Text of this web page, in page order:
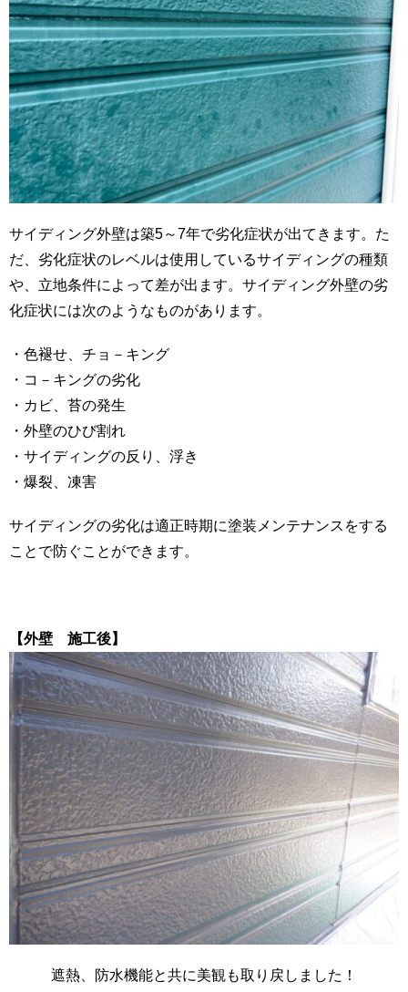
サイディング外壁は築5～7年で劣化症状が出てきます。た
だ、劣化症状のレベルは使用しているサイディングの種類
や、立地条件によって差が出ます。サイディング外壁の劣
化症状には次のようなものがあります。
・色褪せ、チョ－キング
・コ－キングの劣化
・カビ、苔の発生
・外壁のひび割れ
・サイディングの反り、浮き
・爆裂、凍害
サイディングの劣化は適正時期に塗装メンテナンスをする
ことで防ぐことができます。
【外壁 施工後】
遮熱、防水機能と共に美観も取り戻しました！